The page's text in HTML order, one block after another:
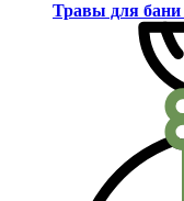
Травы для бани